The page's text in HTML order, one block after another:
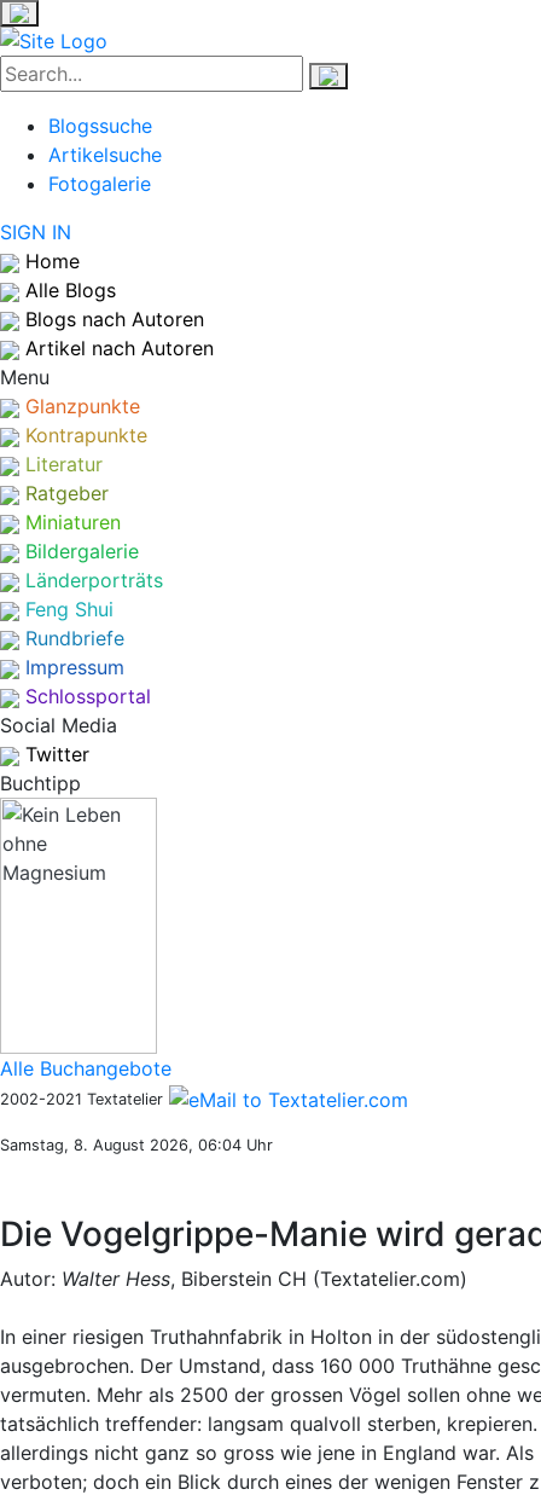
Blogssuche
Artikelsuche
Fotogalerie
SIGN IN
Home
Alle Blogs
Blogs nach Autoren
Artikel nach Autoren
Menu
Glanzpunkte
Kontrapunkte
Literatur
Ratgeber
Miniaturen
Bildergalerie
Länderporträts
Feng Shui
Rundbriefe
Impressum
Schlossportal
Social Media
Twitter
Buchtipp
Alle Buchangebote
2002-2021 Textatelier
Samstag, 8. August 2026, 06:04 Uhr
Die Vogelgrippe-Manie wird
Autor: Walter Hess, Biberstein CH (Textatelier.com)
In einer riesigen Truthahnfabrik in Holton in der
ausgebrochen. Der Umstand, dass 160 000 Truthähne
vermuten. Mehr als 2500 der grossen Vögel sollen ohne
tatsächlich treffender: langsam qualvoll sterben,
allerdings nicht ganz so gross wie jene in England war.
verboten; doch ein Blick durch eines der wenigen Fenster